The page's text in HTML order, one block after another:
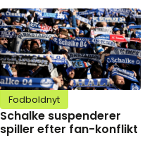
Fodboldnyt
Schalke suspenderer
spiller efter fan-konflikt